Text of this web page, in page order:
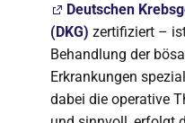
Deutschen
(DKG) zertifiziert –
Behandlung der
Erkrankungen
dabei die operative